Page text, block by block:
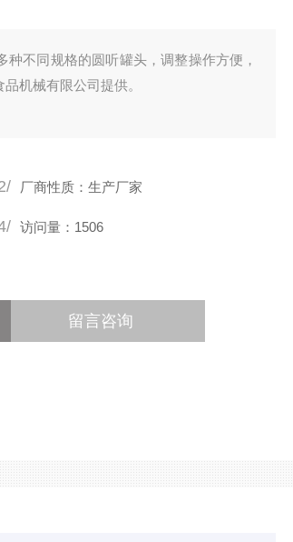
不同规格的圆听罐头，调整操作方便，
机械有限公司提供。
厂商性质：生产厂家
访问量：1506
留言咨询